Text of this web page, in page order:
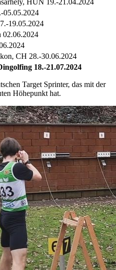
19.05.2024
CH 28.-30.06.2024
18.-21.07.2024
Target Sprinter, das mit der
Höhepunkt hat.